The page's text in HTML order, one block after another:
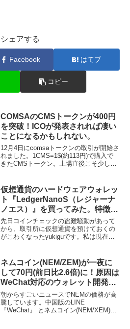
シェアする
Facebook はてブ
コピー
COMSAのCMSトークンが400円
を突破！ICOが発表されれば凄い
ことになるかもしれない。
12月4日にcomsaトークンの取引が開始さ
れました。1CMS=1$(約113円)で購入で
きたCMSトークン。上場直後こそ少し値
ほどしかCMSトークン購入し...
仮想通貨のハードウェアウォレッ
ト『LedgerNanoS（レジャーナ
ノエス）』を買ってみた。特徴や
購入方法まとめ！
先日コインチェックの盗難騒動があって
から、取引所に仮想通貨を預けておくの
がこわくなったyukiguです。私は現在、
Zaif(ザイフ)取引所に預けている状態です
の...
ネムコイン(NEM/ZEM)が一夜に
して70円(前日比2.6倍)に！原因は
WeChat対応のウォレット開発が
原因らしい。
朝からすごいニュースでNEMの価格が高
騰しています。中国版のLINE
『WeChat』 とネムコイン(NEM/XEM)が